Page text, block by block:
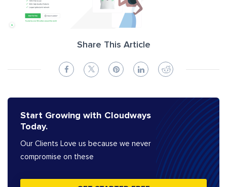
Share This Article
Start Growing with Cloudways
Today.
Our Clients Love us because we never
compromise on these